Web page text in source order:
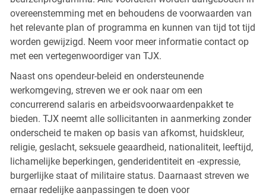
overeenstemming met en behoudens de voorwaarden van
het relevante plan of programma en kunnen van tijd tot tijd
worden gewijzigd. Neem voor meer informatie contact op
met een vertegenwoordiger van TJX.
Naast ons opendeur-beleid en ondersteunende
werkomgeving, streven we er ook naar om een
concurrerend salaris en arbeidsvoorwaardenpakket te
bieden. TJX neemt alle sollicitanten in aanmerking zonder
onderscheid te maken op basis van afkomst, huidskleur,
religie, geslacht, seksuele geaardheid, nationaliteit, leeftijd,
lichamelijke beperkingen, genderidentiteit en -expressie,
burgerlijke staat of militaire status. Daarnaast streven we
ernaar redelijke aanpassingen te doen voor